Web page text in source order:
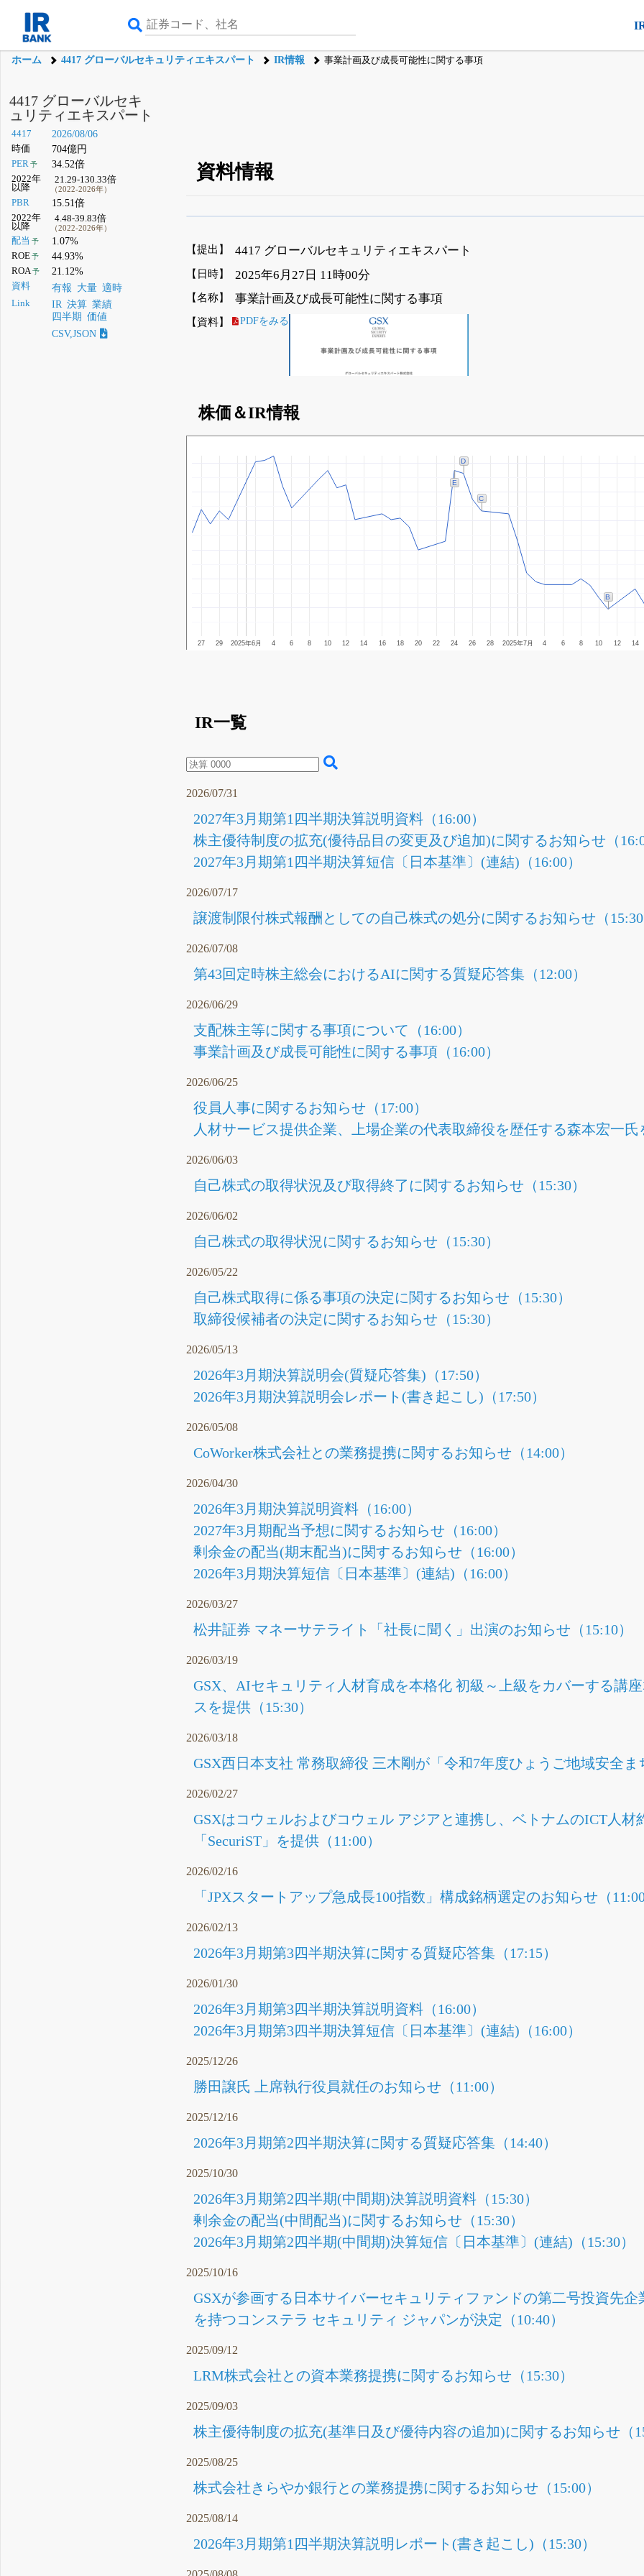
ホーム 4417 グローバルセキュリティエキスパート IR情報 事業計画及び成長可能性に関する事項
4417 グローバルセキ
ュリティエキスパート
4417 2026/08/06
時価 704億円
PER予 34.52倍
2022年
以降
21.29-130.33倍
（2022-2026年）
PBR 15.51倍
2022年
以降
4.48-39.83倍
（2022-2026年）
配当 予 1.07%
ROE予 44.93%
ROA予 21.12%
資料 有報 大量 適時
Link IR 決算 業績
四半期
価値
CSV,JSON
資料情報
無料でβ版をはじめる
登録すると永久30%OFFと米株版の先行利用も付きます
【提出】 4417 グローバルセキュリティエキスパート
【日時】 2025年6月27日 11時00分
【名称】 事業計画及び成長可能性に関する事項
【資料】 PDFをみる
株価＆IR情報
2025年6月 2025年7月
27 29 4 6 8 10 12 14 16 18 20 22 24 26 28 4 6 8 10 12 14
E
D
C
B
IR一覧
2026/07/31
2027年3月期第1四半期決算説明資料（16:00）
株主優待制度の拡充(優待品目の変更及び追加)に関するお知らせ（
2027年3月期第1四半期決算短信〔日本基準〕(連結)（16:00）
2026/07/17
譲渡制限付株式報酬としての自己株式の処分に関するお知らせ（15:30
2026/07/08
第43回定時株主総会におけるAIに関する質疑応答集（12:00）
2026/06/29
支配株主等に関する事項について（16:00）
事業計画及び成長可能性に関する事項（16:00）
2026/06/25
役員人事に関するお知らせ（17:00）
人材サービス提供企業、上場企業の代表取締役を歴任する森本宏一氏
2026/06/03
自己株式の取得状況及び取得終了に関するお知らせ（15:30）
2026/06/02
自己株式の取得状況に関するお知らせ（15:30）
2026/05/22
自己株式取得に係る事項の決定に関するお知らせ（15:30）
取締役候補者の決定に関するお知らせ（15:30）
2026/05/13
2026年3月期決算説明会(質疑応答集)（17:50）
2026年3月期決算説明会レポート(書き起こし)（17:50）
2026/05/08
CoWorker株式会社との業務提携に関するお知らせ（14:00）
2026/04/30
2026年3月期決算説明資料（16:00）
2027年3月期配当予想に関するお知らせ（16:00）
剰余金の配当(期末配当)に関するお知らせ（16:00）
2026年3月期決算短信〔日本基準〕(連結)（16:00）
2026/03/27
松井証券 マネーサテライト「社長に聞く」出演のお知らせ（15:10）
2026/03/19
GSX、AIセキュリティ人材育成を本格化 初級～上級をカバーする講
スを提供（15:30）
2026/03/18
GSX西日本支社 常務取締役 三木剛が「令和7年度ひょうご地域安全ま
2026/02/27
GSXはコウェルおよびコウェル アジアと連携し、ベトナムのICT人材
「SecuriST」を提供（11:00）
2026/02/16
「JPXスタートアップ急成長100指数」構成銘柄選定のお知らせ（11:00
2026/02/13
2026年3月期第3四半期決算に関する質疑応答集（17:15）
2026/01/30
2026年3月期第3四半期決算説明資料（16:00）
2026年3月期第3四半期決算短信〔日本基準〕(連結)（16:00）
2025/12/26
勝田譲氏 上席執行役員就任のお知らせ（11:00）
2025/12/16
2026年3月期第2四半期決算に関する質疑応答集（14:40）
2025/10/30
2026年3月期第2四半期(中間期)決算説明資料（15:30）
剰余金の配当(中間配当)に関するお知らせ（15:30）
2026年3月期第2四半期(中間期)決算短信〔日本基準〕(連結)（15:30）
2025/10/16
GSXが参画する日本サイバーセキュリティファンドの第二号投資先
を持つコンステラ セキュリティ ジャパンが決定（10:40）
2025/09/12
LRM株式会社との資本業務提携に関するお知らせ（15:30）
2025/09/03
株主優待制度の拡充(基準日及び優待内容の追加)に関するお知らせ（
2025/08/25
株式会社きらやか銀行との業務提携に関するお知らせ（15:00）
2025/08/14
2026年3月期第1四半期決算説明レポート(書き起こし)（15:30）